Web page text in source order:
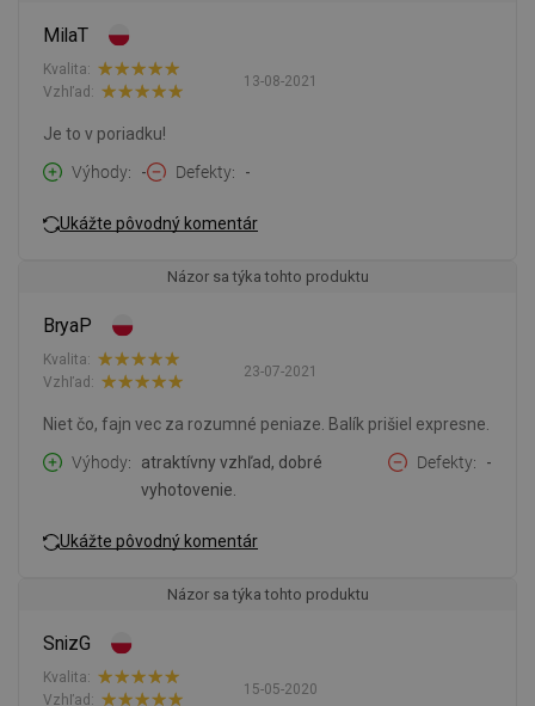
MilaT
13-08-2021
Kvalita:
Vzhľad:
Je to v poriadku!
Výhody
- Defekty -
Ukážte pôvodný komentár
Názor sa týka tohto produktu
BryaP
23-07-2021
Kvalita:
Vzhľad:
Niet čo, fajn vec za rozumné peniaze. Balík prišiel expresne.
Výhody
atraktívny vzhľad, dobré
vyhotovenie.
Defekty -
Ukážte pôvodný komentár
Názor sa týka tohto produktu
SnizG
15-05-2020
Kvalita:
Vzhľad: